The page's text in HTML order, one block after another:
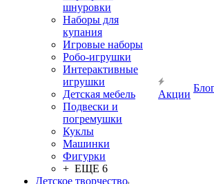
шнуровки
Наборы для
купания
Игровые наборы
Робо-игрушки
Интерактивные
игрушки
Детская мебель
Подвески и
погремушки
Куклы
Машинки
Фигурки
+ ЕЩЕ 6
Детское творчество
Акции